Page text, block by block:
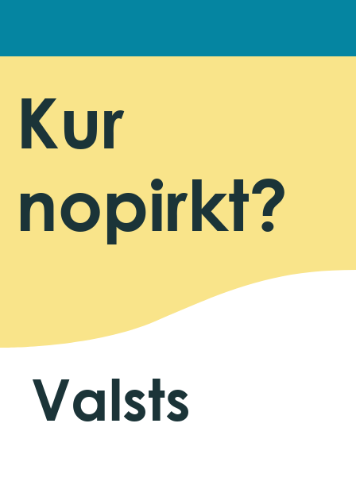
Kur
nopirkt?
Valsts